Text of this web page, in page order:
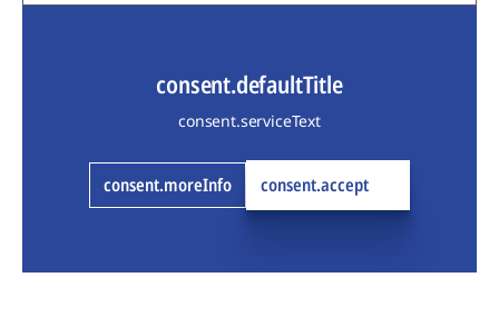
consent.defaultTitle
consent.serviceText
consent.moreInfo consent.accept